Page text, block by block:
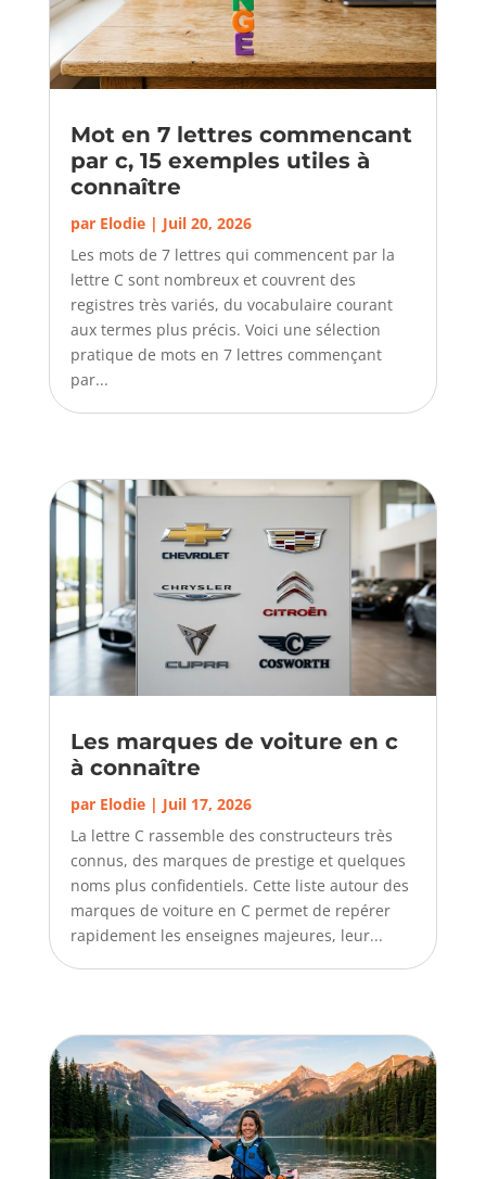
Mot en 7 lettres commencant
par c, 15 exemples utiles à
connaître
par Elodie| Juil 20, 2026
Les mots de 7 lettres qui commencent par la
lettre C sont nombreux et couvrent des
registres très variés, du vocabulaire courant
aux termes plus précis. Voici une sélection
pratique de mots en 7 lettres commençant
par...
Les marques de voiture en c
à connaître
par Elodie| Juil 17, 2026
La lettre C rassemble des constructeurs très
connus, des marques de prestige et quelques
noms plus confidentiels. Cette liste autour des
marques de voiture en C permet de repérer
rapidement les enseignes majeures, leur...